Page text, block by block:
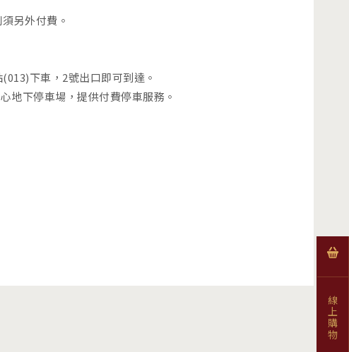
另外付費。
下車，2號出口即可到達。
地下停車場，提供付費停車服務。
線上購物